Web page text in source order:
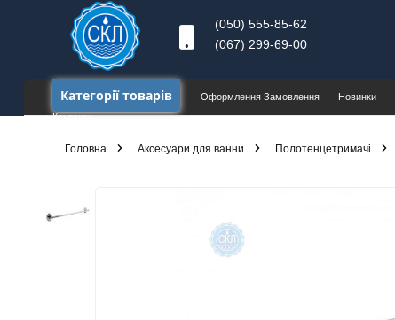
(050) 555-85-62
(067) 299-69-00
Категорії товарів Оформлення Замовлення Новинки
Контакти
Головна Аксесуари для ванни Полотенцетримачі